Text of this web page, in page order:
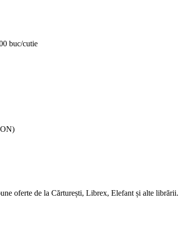
buc/cutie
oferte de la Cărturești, Librex, Elefant și alte librării.